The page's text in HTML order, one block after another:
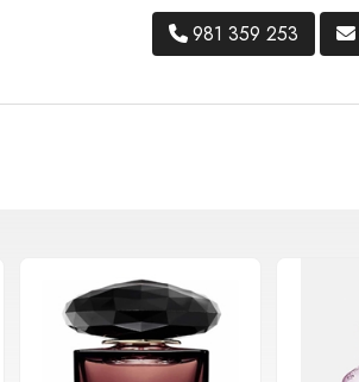
981 359 253